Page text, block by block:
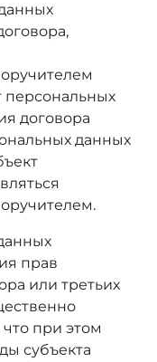
персональных
договора
данных
прав
или третьих
при этом
субъекта